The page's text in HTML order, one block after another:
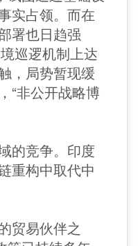
实占领。而在
署也日趋强
巡逻机制上达
，局势暂现缓
“非公开战略博
的竞争。印度
重构中取代中
贸易伙伴之